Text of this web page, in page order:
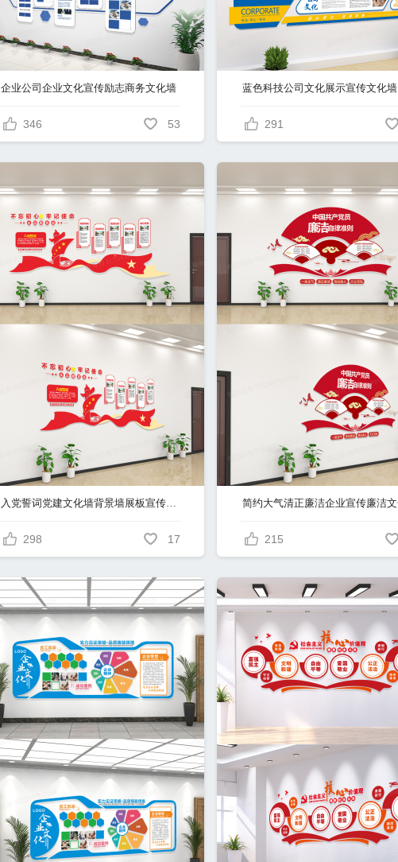
企业公司企业文化宣传励志商务文化墙
346 53
蓝色科技公司文化展示宣传文化墙
291
入党誓词党建文化墙背景墙展板宣传栏模板
298 17 215